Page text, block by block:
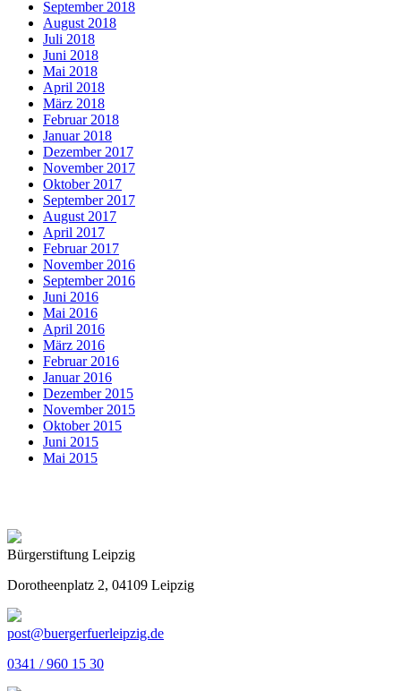
September 2018
August 2018
Juli 2018
Juni 2018
Mai 2018
April 2018
März 2018
Februar 2018
Januar 2018
Dezember 2017
November 2017
Oktober 2017
September 2017
August 2017
April 2017
Februar 2017
November 2016
September 2016
Juni 2016
Mai 2016
April 2016
März 2016
Februar 2016
Januar 2016
Dezember 2015
November 2015
Oktober 2015
Juni 2015
Mai 2015
Bürgerstiftung Leipzig
Dorotheenplatz 2, 04109 Leipzig
post@buergerfuerleipzig.de
0341 / 960 15 30